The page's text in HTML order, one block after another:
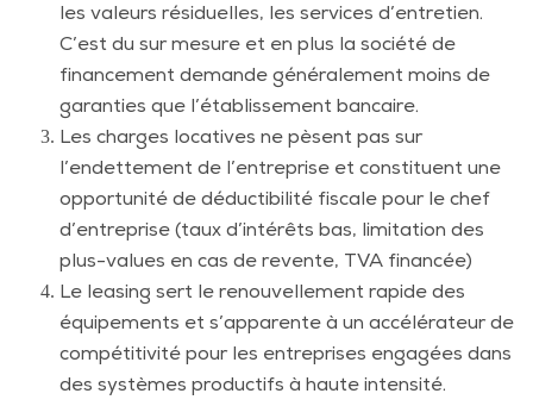
les valeurs résiduelles, les services d’entretien.
C’est du sur mesure et en plus la société de
financement demande généralement moins de
garanties que l’établissement bancaire.
Les charges locatives ne pèsent pas sur
l’endettement de l’entreprise et constituent une
opportunité de déductibilité fiscale pour le chef
d’entreprise (taux d’intérêts bas, limitation des
plus-values en cas de revente, TVA financée)
Le leasing sert le renouvellement rapide des
équipements et s’apparente à un accélérateur de
compétitivité pour les entreprises engagées dans
des systèmes productifs à haute intensité.